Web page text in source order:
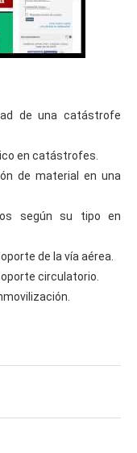
de una catástrofe
en catástrofes.
de material en una
según su tipo en
de la vía aérea.
circulatorio.